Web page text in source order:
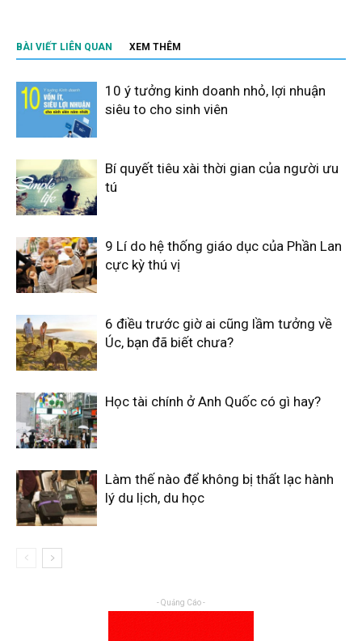
BÀI VIẾT LIÊN QUAN XEM THÊM
10 ý tưởng kinh doanh nhỏ, lợi nhuận
siêu to cho sinh viên
Bí quyết tiêu xài thời gian của người ưu
tú
9 Lí do hệ thống giáo dục của Phần Lan
cực kỳ thú vị
6 điều trước giờ ai cũng lầm tưởng về
Úc, bạn đã biết chưa?
Học tài chính ở Anh Quốc có gì hay?
Làm thế nào để không bị thất lạc hành
lý du lịch, du học
- Quảng Cáo -